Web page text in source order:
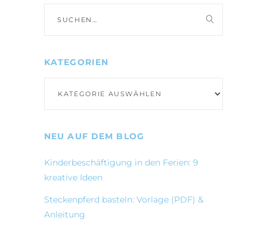
nach:
KATEGORIEN
NEU AUF DEM BLOG
Kinderbeschäftigung in den Ferien: 9
kreative Ideen
Steckenpferd basteln: Vorlage (PDF) &
Anleitung